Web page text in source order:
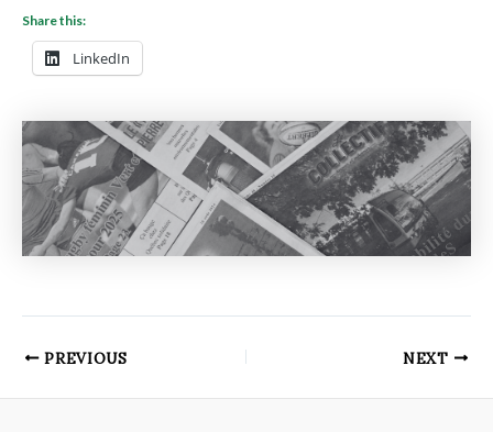
Share this:
LinkedIn
PREVIOUS NEXT